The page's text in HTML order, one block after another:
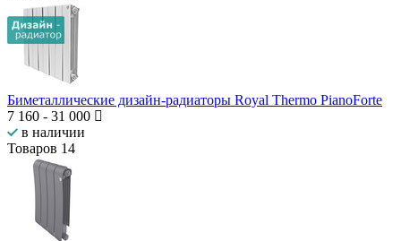
Биметаллические дизайн-радиаторы Royal Thermo PianoForte
7 160 - 31 000
в наличии
Товаров 14